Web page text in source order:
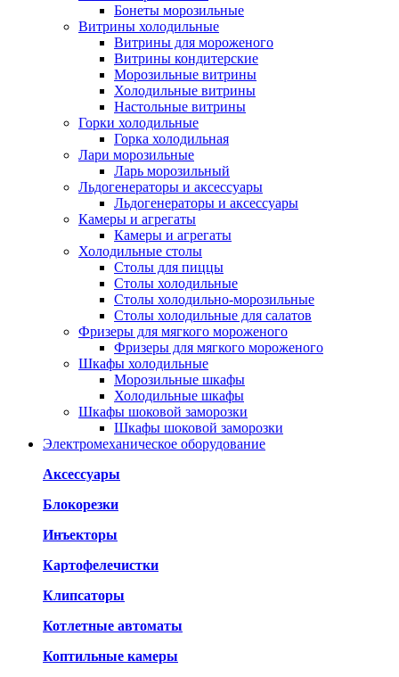
Бонеты морозильные
Витрины холодильные
Витрины для мороженого
Витрины кондитерские
Морозильные витрины
Холодильные витрины
Настольные витрины
Горки холодильные
Горка холодильная
Лари морозильные
Ларь морозильный
Льдогенераторы и аксессуары
Льдогенераторы и аксессуары
Камеры и агрегаты
Камеры и агрегаты
Холодильные столы
Столы для пиццы
Столы холодильные
Столы холодильно-морозильные
Столы холодильные для салатов
Фризеры для мягкого мороженого
Фризеры для мягкого мороженого
Шкафы холодильные
Mорозильные шкафы
Холодильные шкафы
Шкафы шоковой заморозки
Шкафы шоковой заморозки
Электромеханическое оборудование
Аксессуары
Блокорезки
Инъекторы
Картофелечистки
Клипсаторы
Котлетные автоматы
Коптильные камеры